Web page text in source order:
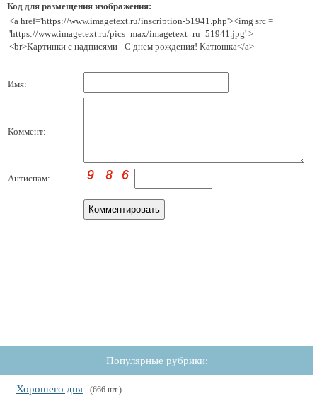
Код для размещения изображения:
<a href='https://www.imagetext.ru/inscription-51941.php'><img src =
'https://www.imagetext.ru/pics_max/imagetext_ru_51941.jpg' >
<br>Картинки с надписями - С днем рождения! Катюшка</a>
Имя:
Коммент:
Антиспам:
Популярные рубрики:
Хорошего дня (666 шт.)